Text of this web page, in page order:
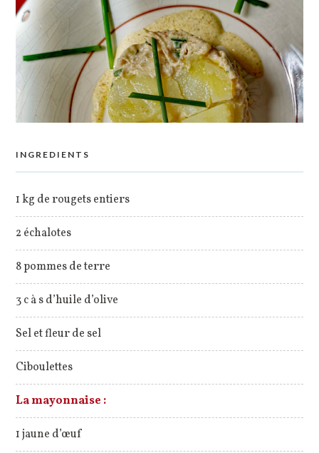
INGREDIENTS
1 kg de rougets entiers
2 échalotes
8 pommes de terre
3 c à s d’huile d’olive
Sel et fleur de sel
Ciboulettes
La mayonnaise :
1 jaune d’œuf